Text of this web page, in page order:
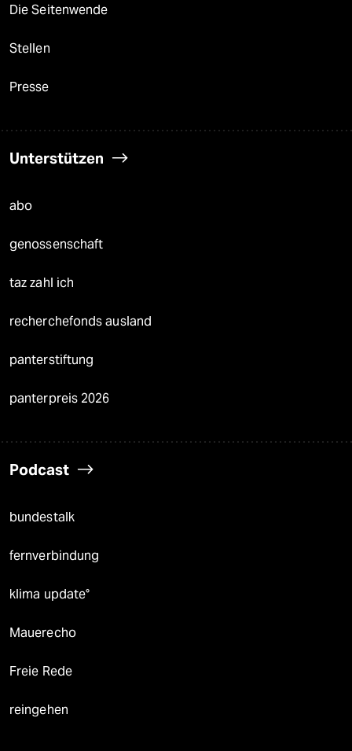
Die Seitenwende
Stellen
Presse
Unterstützen
abo
genossenschaft
taz zahl ich
recherchefonds ausland
panterstiftung
panterpreis 2026
Podcast
bundestalk
fernverbindung
klima update°
Mauerecho
Freie Rede
reingehen